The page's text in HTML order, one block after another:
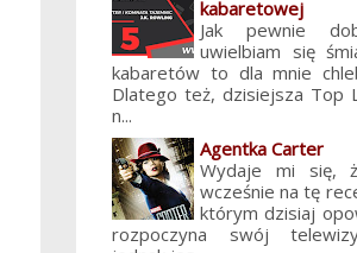
kabaretowej
Jak pewnie
uwielbiam się
kabaretów to dla mnie
Dlatego też, dzisiejsza Top
n...
Agentka Carter
Wydaje mi się,
wcześnie na tę
którym dzisiaj
rozpoczyna swój